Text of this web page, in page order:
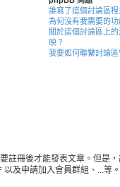
誰寫了這個討論區程
為何沒有我需要的功
關於這個討論區上
映？
我要如何聯繫討論
註冊後才能發表文章。但是
及申請加入會員群組、...等